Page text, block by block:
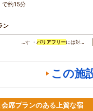
で約15分
ン
…す ・バリアフリーには対…
この施
席プランのある上質な宿